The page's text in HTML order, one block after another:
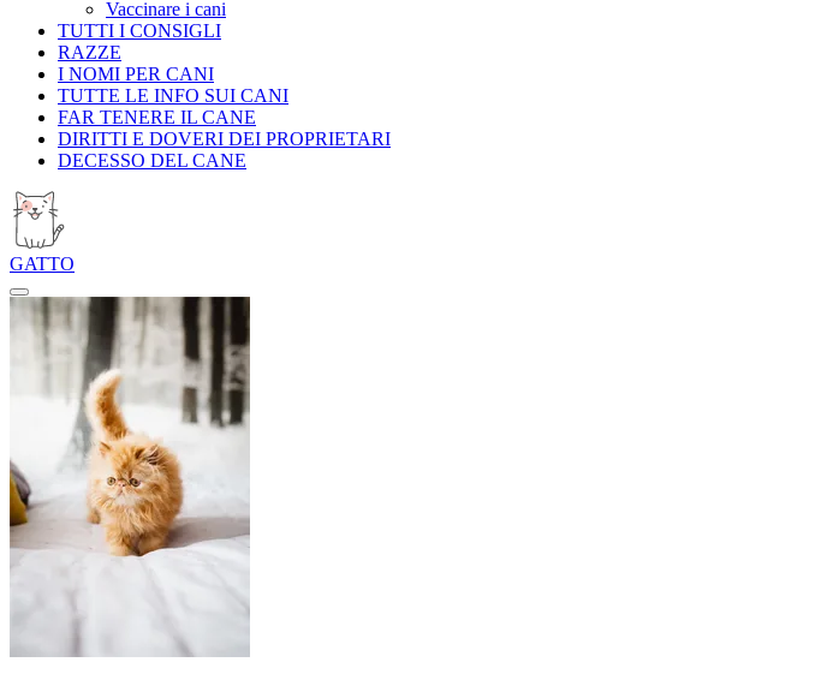
Vaccinare i cani
TUTTI I CONSIGLI
RAZZE
I NOMI PER CANI
TUTTE LE INFO SUI CANI
FAR TENERE IL CANE
DIRITTI E DOVERI DEI PROPRIETARI
DECESSO DEL CANE
GATTO